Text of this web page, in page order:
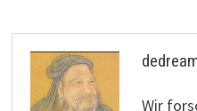
Wir